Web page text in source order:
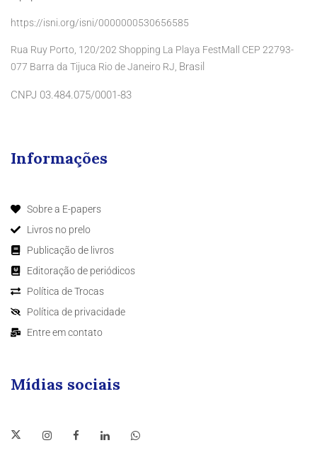
https://isni.org/isni/0000000530656585
Rua Ruy Porto, 120/202 Shopping La Playa FestMall CEP 22793-
077 Barra da Tijuca Rio de Janeiro RJ, Brasil
CNPJ 03.484.075/0001-83
Informações
Sobre a E-papers
Livros no prelo
Publicação de livros
Editoração de periódicos
Política de Trocas
Política de privacidade
Entre em contato
Mídias sociais